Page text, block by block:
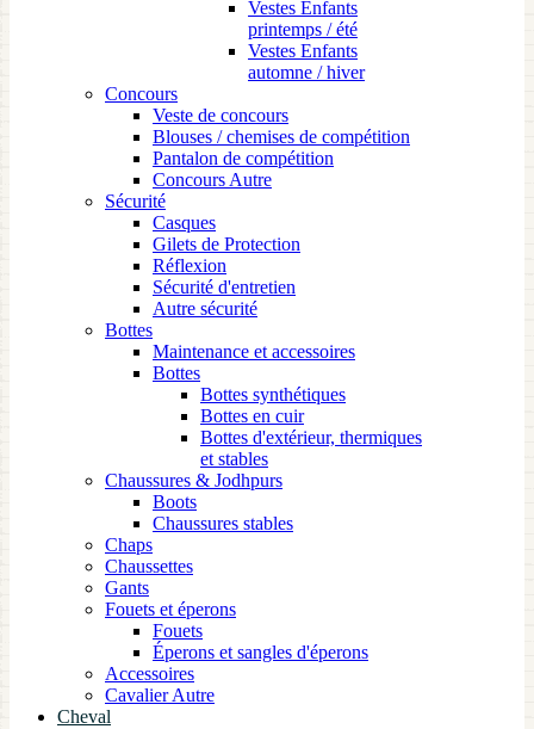
Vestes Enfants
printemps / été
Vestes Enfants
automne / hiver
Concours
Veste de concours
Blouses / chemises de compétition
Pantalon de compétition
Concours Autre
Sécurité
Casques
Gilets de Protection
Réflexion
Sécurité d'entretien
Autre sécurité
Bottes
Maintenance et accessoires
Bottes
Bottes synthétiques
Bottes en cuir
Bottes d'extérieur, thermiques
et stables
Chaussures & Jodhpurs
Boots
Chaussures stables
Chaps
Chaussettes
Gants
Fouets et éperons
Fouets
Éperons et sangles d'éperons
Accessoires
Cavalier Autre
Cheval